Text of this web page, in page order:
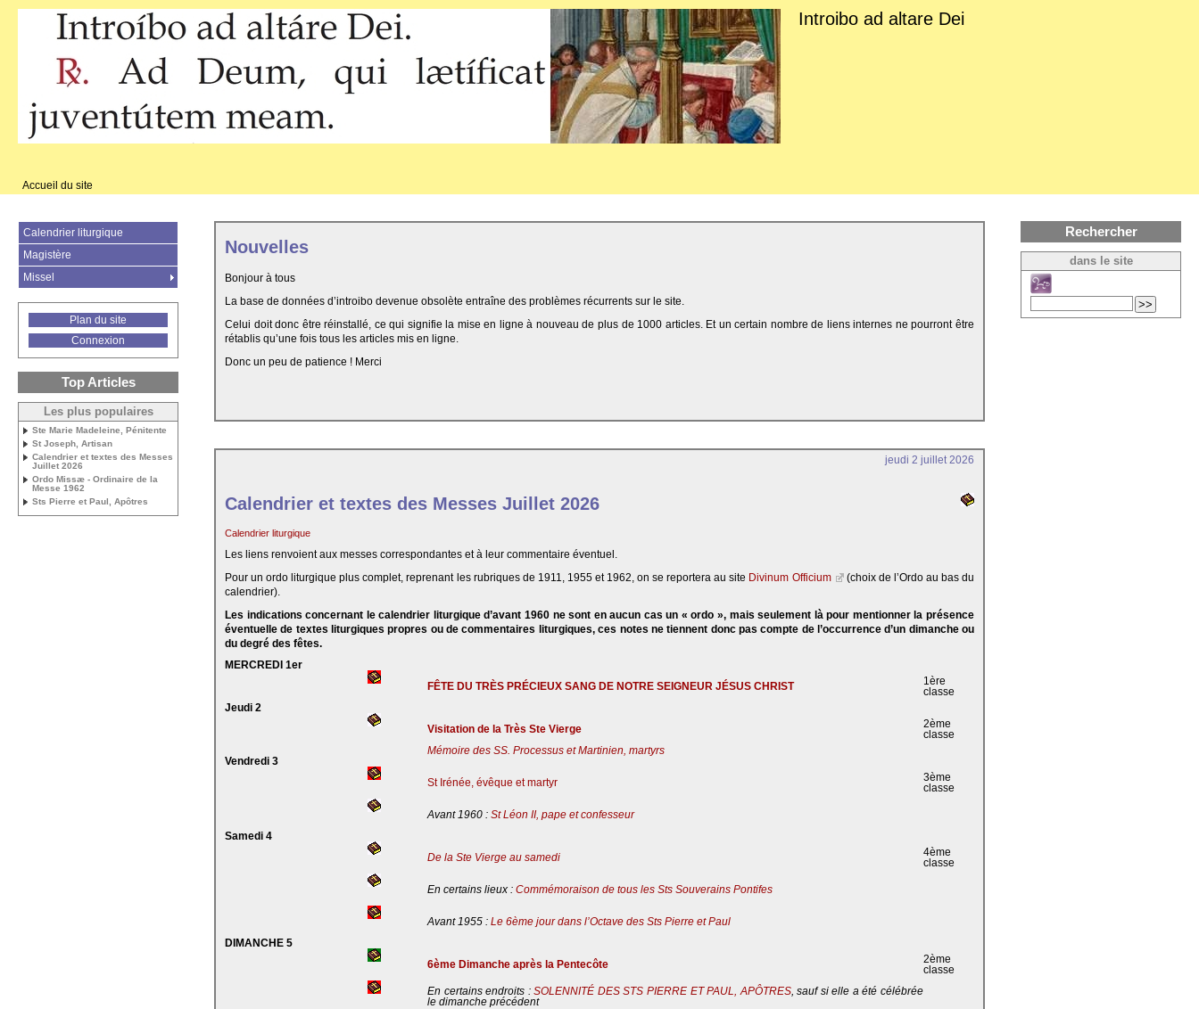
Introibo ad altare Dei
Accueil du site
Nouvelles
Bonjour à tous
La base de données d’introibo devenue obsolète entraîne des problèmes récurrents sur le site.
Celui doit donc être réinstallé, ce qui signifie la mise en ligne à nouveau de plus de 1000 articles. Et un certain nombre de liens internes ne pourront être
rétablis qu’une fois tous les articles mis en ligne.
Donc un peu de patience ! Merci
jeudi 2 juillet 2026
Calendrier et textes des Messes Juillet 2026
Calendrier liturgique
Les liens renvoient aux messes correspondantes et à leur commentaire éventuel.
Pour un ordo liturgique plus complet, reprenant les rubriques de 1911, 1955 et 1962, on se reportera au site Divinum Officium
(choix de l’Ordo au bas du
calendrier).
Les indications concernant le calendrier liturgique d’avant 1960 ne sont en aucun cas un « ordo », mais seulement là pour mentionner la présence
éventuelle de textes liturgiques propres ou de commentaires liturgiques, ces notes ne tiennent donc pas compte de l’occurrence d’un dimanche ou
du degré des fêtes.
MERCREDI 1er
FÊTE DU TRÈS PRÉCIEUX SANG DE NOTRE SEIGNEUR JÉSUS CHRIST
1ère
classe
Jeudi 2
Visitation de la Très Ste Vierge
2ème
classe
Mémoire des SS. Processus et Martinien, martyrs
Vendredi 3
St Irénée, évêque et martyr
3ème
classe
Avant 1960 : St Léon II, pape et confesseur
Samedi 4
De la Ste Vierge au samedi
4ème
classe
En certains lieux : Commémoraison de tous les Sts Souverains Pontifes
Avant 1955 : Le 6ème jour dans l’Octave des Sts Pierre et Paul
DIMANCHE 5
6ème Dimanche après la Pentecôte
2ème
classe
En certains endroits :SOLENNITÉ DES STS PIERRE ET PAUL, APÔTRES, sauf si elle a été célébrée
le dimanche précédent
Calendrier liturgique
Magistère
Missel
Plan du site
Connexion
Top Articles
Les plus populaires
Ste Marie Madeleine, Pénitente
St Joseph, Artisan
Calendrier et textes des Messes
Juillet 2026
Ordo Missæ - Ordinaire de la
Messe 1962
Sts Pierre et Paul, Apôtres
Rechercher
dans le site